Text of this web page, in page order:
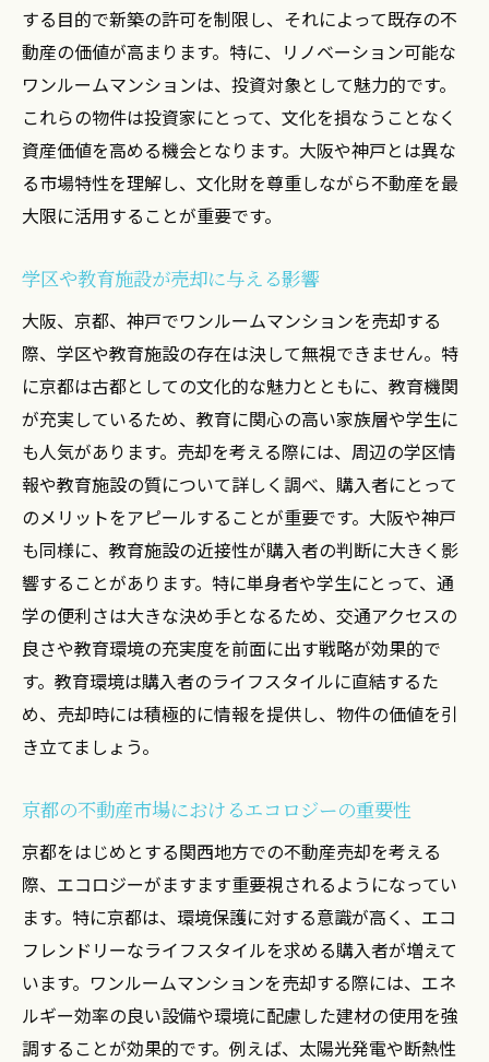
する目的で新築の許可を制限し、それによって既存の不
動産の価値が高まります。特に、リノベーション可能な
ワンルームマンションは、投資対象として魅力的です。
これらの物件は投資家にとって、文化を損なうことなく
資産価値を高める機会となります。大阪や神戸とは異な
る市場特性を理解し、文化財を尊重しながら不動産を最
大限に活用することが重要です。
学区や教育施設が売却に与える影響
大阪、京都、神戸でワンルームマンションを売却する
際、学区や教育施設の存在は決して無視できません。特
に京都は古都としての文化的な魅力とともに、教育機関
が充実しているため、教育に関心の高い家族層や学生に
も人気があります。売却を考える際には、周辺の学区情
報や教育施設の質について詳しく調べ、購入者にとって
のメリットをアピールすることが重要です。大阪や神戸
も同様に、教育施設の近接性が購入者の判断に大きく影
響することがあります。特に単身者や学生にとって、通
学の便利さは大きな決め手となるため、交通アクセスの
良さや教育環境の充実度を前面に出す戦略が効果的で
す。教育環境は購入者のライフスタイルに直結するた
め、売却時には積極的に情報を提供し、物件の価値を引
き立てましょう。
京都の不動産市場におけるエコロジーの重要性
京都をはじめとする関西地方での不動産売却を考える
際、エコロジーがますます重要視されるようになってい
ます。特に京都は、環境保護に対する意識が高く、エコ
フレンドリーなライフスタイルを求める購入者が増えて
います。ワンルームマンションを売却する際には、エネ
ルギー効率の良い設備や環境に配慮した建材の使用を強
調することが効果的です。例えば、太陽光発電や断熱性